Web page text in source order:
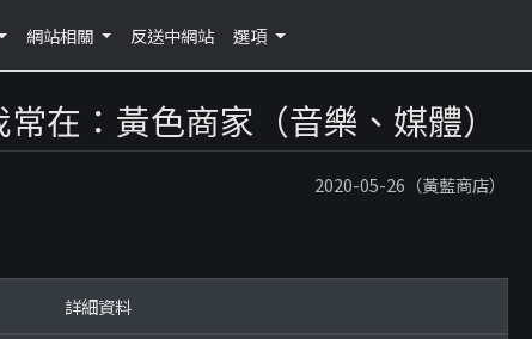
網站相關 反送中網站 選項
在：黃色商家（音樂、媒體）
2020-05-26（黃藍商店）
詳細資料